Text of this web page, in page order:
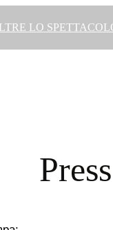
LO
Press